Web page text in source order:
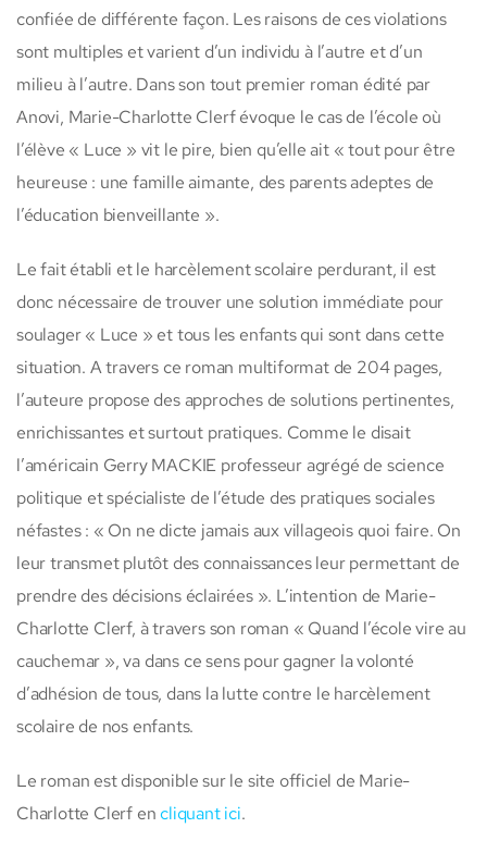
confiée de différente façon. Les raisons de ces violations
sont multiples et varient d’un individu à l’autre et d’un
milieu à l’autre. Dans son tout premier roman édité par
Anovi, Marie-Charlotte Clerf évoque le cas de l’école où
l’élève « Luce » vit le pire, bien qu’elle ait « tout pour être
heureuse : une famille aimante, des parents adeptes de
l’éducation bienveillante ».
Le fait établi et le harcèlement scolaire perdurant, il est
donc nécessaire de trouver une solution immédiate pour
soulager « Luce » et tous les enfants qui sont dans cette
situation. A travers ce roman multiformat de 204 pages,
l’auteure propose des approches de solutions pertinentes,
enrichissantes et surtout pratiques. Comme le disait
l’américain Gerry MACKIE professeur agrégé de science
politique et spécialiste de l’étude des pratiques sociales
néfastes : « On ne dicte jamais aux villageois quoi faire. On
leur transmet plutôt des connaissances leur permettant de
prendre des décisions éclairées ». L’intention de Marie-
Charlotte Clerf, à travers son roman « Quand l’école vire au
cauchemar », va dans ce sens pour gagner la volonté
d’adhésion de tous, dans la lutte contre le harcèlement
scolaire de nos enfants.
Le roman est disponible sur le site officiel de Marie-
Charlotte Clerf encliquant ici.